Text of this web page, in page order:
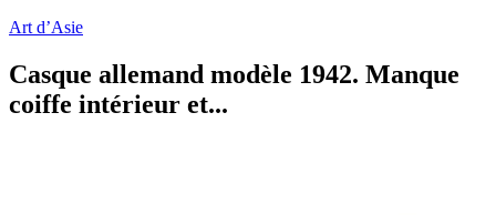
Art d’Asie
Casque allemand modèle 1942. Manque
coiffe intérieur et...